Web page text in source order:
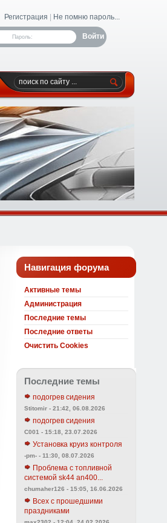
Регистрация Не помню пароль...
Пароль:
Навигация форума
Активные темы
Администрация
Последние темы
Последние ответы
Очистить Cookies
Последние темы
подогрев сидения
Stitomir - 21:42, 06.08.2026
подогрев сидения
C001 - 15:18, 23.07.2026
Установка круиз контроля
-pm- - 11:30, 08.07.2026
Проблема с топливной
системой sk44 an400...
chumaher126 - 15:05, 16.06.2026
Всех с прошедшими
праздниками